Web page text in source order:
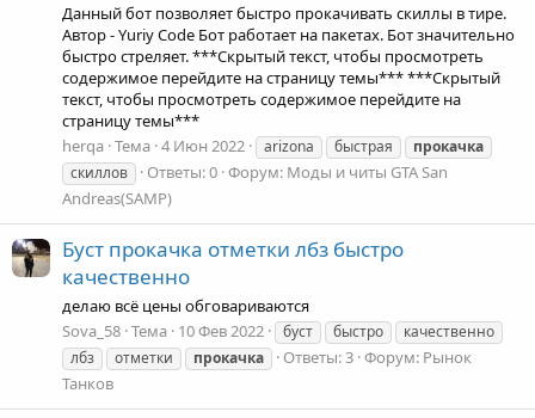
Данный бот позволяет быстро прокачивать скиллы в тире.
Автор - Yuriy Code Бот работает на пакетах. Бот значительно
быстро стреляет. ***Скрытый текст, чтобы просмотреть
содержимое перейдите на страницу темы*** ***Скрытый
текст, чтобы просмотреть содержимое перейдите на
страницу темы***
herqa Тема 4 Июн 2022 arizona быстрая
прокачка
скиллов
Ответы: 0 Форум: Моды и читы GTA San
Andreas(SAMP)
Буст прокачка отметки лбз быстро
качественно
делаю всё цены обговариваются
Sova_58 Тема 10 Фев 2022 буст быстро
качественно
лбз
отметки прокачка Ответы: 3 Форум: Рынок
Танков